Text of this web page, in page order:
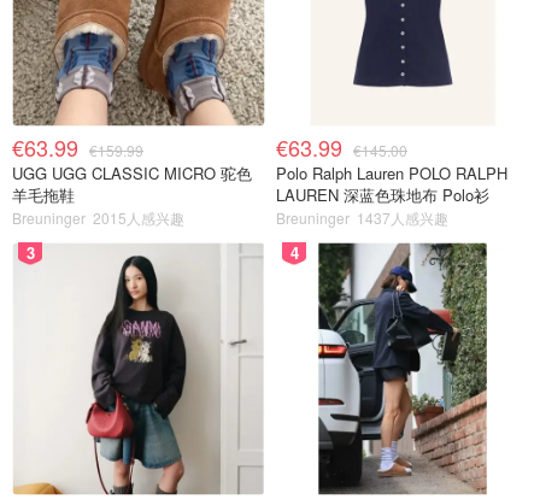
€63.99 €159.99
UGG UGG CLASSIC MICRO 驼色
羊毛拖鞋
Breuninger 2015人感兴趣
€63.99 €145.00
Polo Ralph Lauren POLO RALPH
LAUREN 深蓝色珠地布 Polo衫
Breuninger 1437人感兴趣
3 4